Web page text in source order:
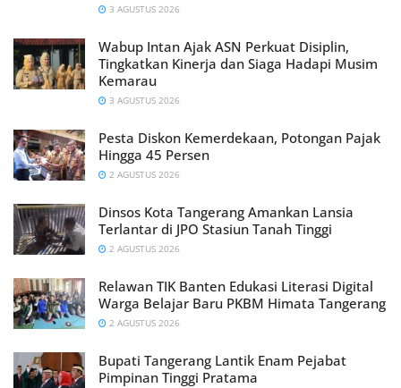
3 AGUSTUS 2026
Wabup Intan Ajak ASN Perkuat Disiplin,
Tingkatkan Kinerja dan Siaga Hadapi Musim
Kemarau
3 AGUSTUS 2026
Pesta Diskon Kemerdekaan, Potongan Pajak
Hingga 45 Persen
2 AGUSTUS 2026
Dinsos Kota Tangerang Amankan Lansia
Terlantar di JPO Stasiun Tanah Tinggi
2 AGUSTUS 2026
Relawan TIK Banten Edukasi Literasi Digital
Warga Belajar Baru PKBM Himata Tangerang
2 AGUSTUS 2026
Bupati Tangerang Lantik Enam Pejabat
Pimpinan Tinggi Pratama